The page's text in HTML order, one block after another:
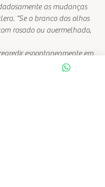
as mudanças
“Se o branco dos olhos
rosado ou avermelhado,
espontaneamente em
o ideal é procurar um